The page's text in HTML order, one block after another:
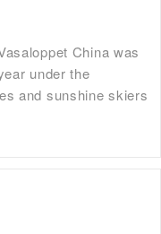
China was
under the
and sunshine skiers